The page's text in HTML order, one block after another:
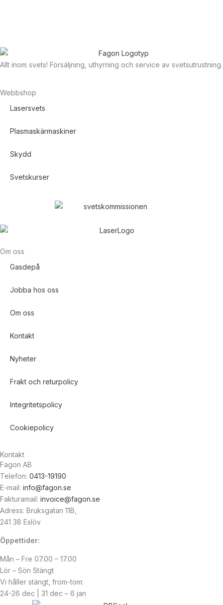
Allt inom svets! Försäljning, uthyrning och service av svetsutrustning.
Webbshop
Lasersvets
Plasmaskärmaskiner
Skydd
Svetskurser
Om oss
Gasdepå
Jobba hos oss
Om oss
Kontakt
Nyheter
Frakt och returpolicy
Integritetspolicy
Cookiepolicy
Kontakt
Fagon AB
Telefon: 0413-19190
E-mail: info@fagon.se
Fakturamail: invoice@fagon.se
Adress: Bruksgatan 11B,
241 38 Eslöv
Öppettider:
Mån – Fre 07.00 – 17.00
Lör – Sön Stängt
Vi håller stängt, from-tom:
24-26 dec | 31 dec – 6 jan